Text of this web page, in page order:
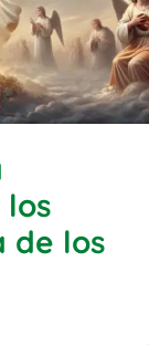
los
de los